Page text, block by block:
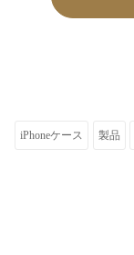
iPhoneケース 製品